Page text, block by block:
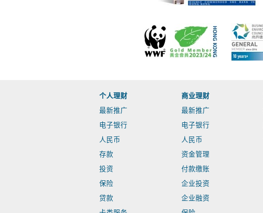
个人理财
最新推广
电子银行
人民币
存款
投资
保险
贷款
商业理财
最新推广
电子银行
人民币
资金管理
付款缴账
企业投资
企业融资